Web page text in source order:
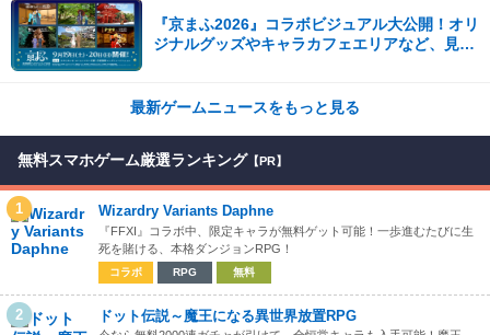
『京まふ2026』コラボビジュアル大公開！オリ
ジナルグッズやキャラカフェエリアなど、見ど
最新ゲームニュースをもっと見る
無料スマホゲーム厳選ランキング 【PR】
1 Wizardry Variants Daphne
『FFXI』コラボ中、限定キャラが無料ゲット可能！一歩進むたびに生
死を賭ける、本格ダンジョンRPG！
コラボ RPG 無料
2 ドット伝説～魔王になる異世界放置RPG